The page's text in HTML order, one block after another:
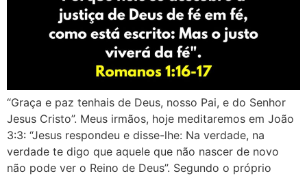
“‭‭Graça e paz tenhais de Deus, nosso Pai, e do Senhor
Jesus Cristo”. Meus irmãos, hoje meditaremos em ‭‭João‬
‭3:3‬: “Jesus respondeu e disse-lhe: Na verdade, na
verdade te digo que aquele que não nascer de novo
não pode ver o Reino de Deus”. Segundo o próprio